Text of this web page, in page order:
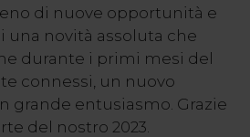
di nuove opportunità e
una novità assoluta che
durante i primi mesi del
connessi, un nuovo
grande entusiasmo. Grazie
del nostro 2023.